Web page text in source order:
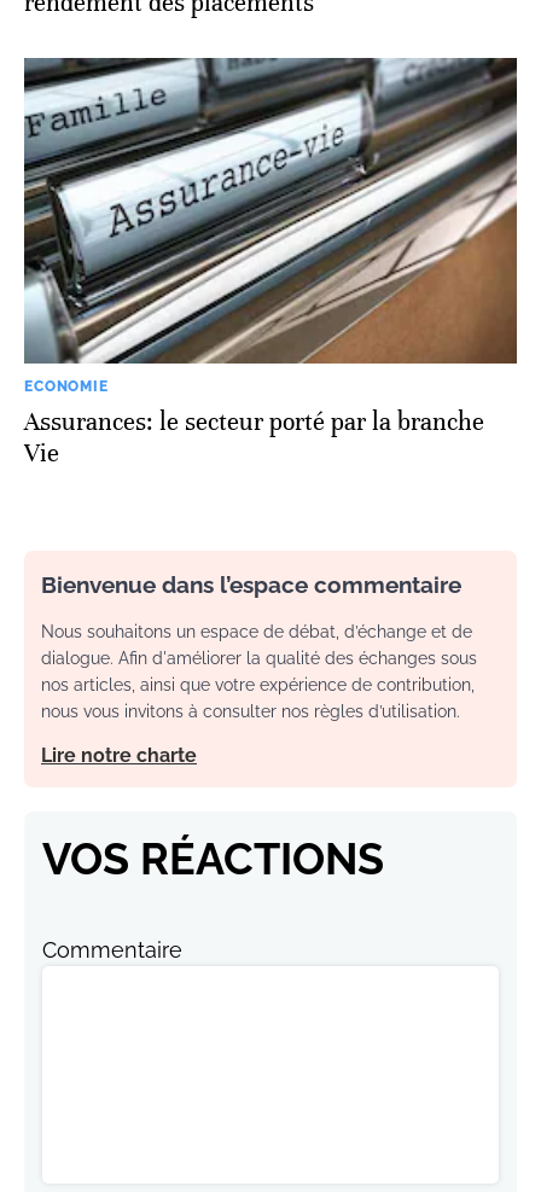
ECONOMIE
Assurances: le secteur porté par la branche
Vie
Bienvenue dans l’espace commentaire
Nous souhaitons un espace de débat, d’échange et de
dialogue. Afin d'améliorer la qualité des échanges sous
nos articles, ainsi que votre expérience de contribution,
nous vous invitons à consulter nos règles d’utilisation.
Lire notre charte
VOS RÉACTIONS
Commentaire